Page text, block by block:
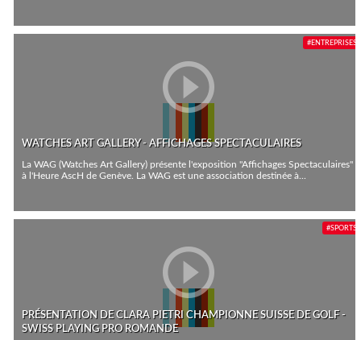
WATCHES ART GALLERY - AFFICHAGES SPECTACULAIRES
La WAG (Watches Art Gallery) présente l'exposition "Affichages Spectaculaires"
à l'Heure AscH de Genève. La WAG est une association destinée à...
#ENTREPRISES
PRÉSENTATION DE CLARA PIETRI CHAMPIONNE SUISSE DE GOLF -
SWISS PLAYING PRO ROMANDE
#SPORTS